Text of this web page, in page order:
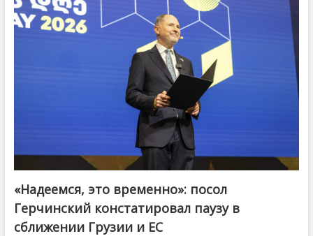
«Надеемся, это временно»: посол
Герчинский констатировал паузу в
сближении Грузии и ЕС